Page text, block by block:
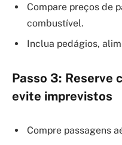
Compare preços de
combustível.
Inclua pedágios,
Passo 3: Reserve
evite imprevistos
Compre passagens